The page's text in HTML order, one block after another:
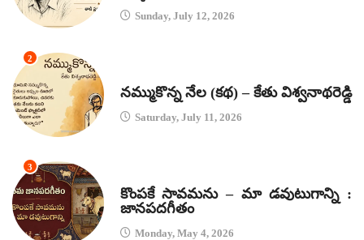
Sunday, July 12, 2026
2
నమ్ముకొన్న నేల (కథ) – కేతు విశ్వనాథరెడ్డి
Saturday, July 11, 2026
3
కొంపకే సావమను – మా డవుటుగాన్ని :
జానపదగీతం
Monday, May 4, 2026